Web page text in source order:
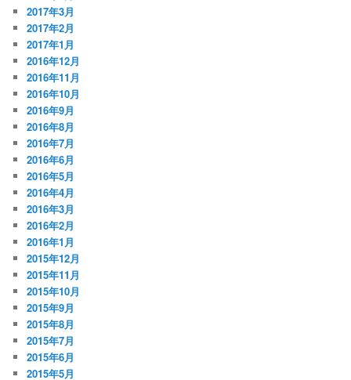
2017年3月
2017年2月
2017年1月
2016年12月
2016年11月
2016年10月
2016年9月
2016年8月
2016年7月
2016年6月
2016年5月
2016年4月
2016年3月
2016年2月
2016年1月
2015年12月
2015年11月
2015年10月
2015年9月
2015年8月
2015年7月
2015年6月
2015年5月